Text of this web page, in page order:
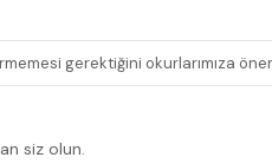
gerektiğini okurlarımıza
siz olun.